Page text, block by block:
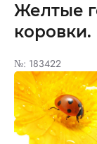
Желтые
коровки.
№: 183422